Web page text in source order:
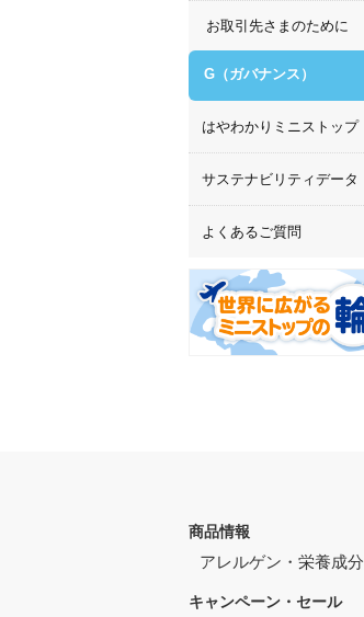
お取引先さまのために
G（ガバナンス）
はやわかりミニストップ
サステナビリティデータ
よくあるご質問
商品情報
アレルゲン・栄養成分
キャンペーン・セール